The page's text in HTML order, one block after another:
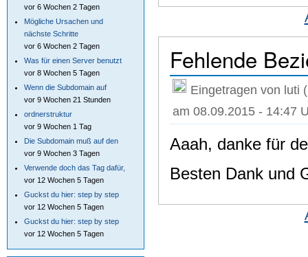
Fehlende
Eingetragen von luti
am 08.09.2015 - 14:47
Aaah, danke für
Besten Dank und
vor 6 Wochen 2 Tagen
Mögliche Ursachen und
nächste Schritte
vor 6 Wochen 2 Tagen
Was für einen Server benutzt
vor 8 Wochen 5 Tagen
Wenn die Subdomain auf
vor 9 Wochen 21 Stunden
ordnerstruktur
vor 9 Wochen 1 Tag
Die Subdomain muß auf den
vor 9 Wochen 3 Tagen
Verwende doch das Tag dafür,
vor 12 Wochen 5 Tagen
Guckst du hier: step by step
vor 12 Wochen 5 Tagen
Guckst du hier: step by step
vor 12 Wochen 5 Tagen